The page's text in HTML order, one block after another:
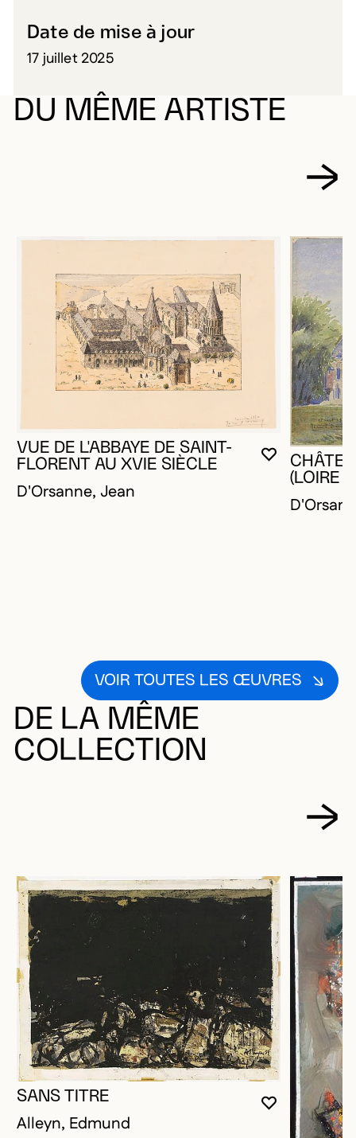
Date de mise à jour
17 juillet 2025
DU MÊME ARTISTE
VOUS
FERMER
OUVRIR LA
VUE DE L'ABBAYE DE SAINT-
FLORENT AU XVIE SIÈCLE
D'Orsanne, Jean
(LOIRE
VOIR TOUTES LES ŒUVRES
DE LA MÊME
COLLECTION
VOUS
FERMER
OUVRIR LA
SANS TITRE
Alleyn, Edmund